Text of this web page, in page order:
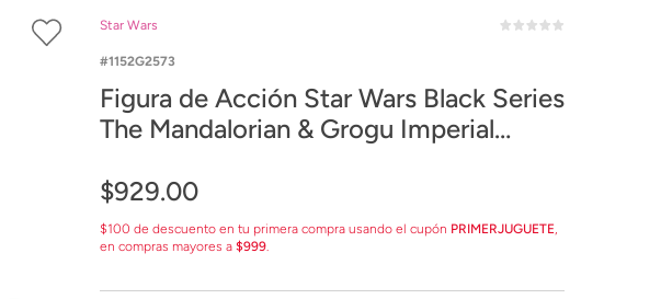
Star Wars
1152G2573
Figura de Acción Star Wars Black Series
The Mandalorian & Grogu Imperial
$929.00
$100 de descuento en tu primera compra usando el cupón PRIMERJUGUETE,
en compras mayores a $999.